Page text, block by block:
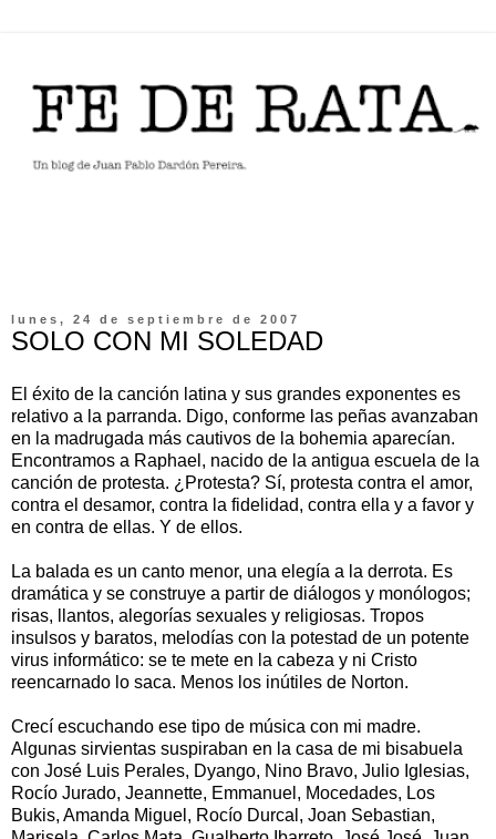
lunes, 24 de septiembre de 2007
SOLO CON MI SOLEDAD
El éxito de la canción latina y sus grandes exponentes es
relativo a la parranda. Digo, conforme las peñas avanzaban
en la madrugada más cautivos de la bohemia aparecían.
Encontramos a Raphael, nacido de la antigua escuela de la
canción de protesta. ¿Protesta? Sí, protesta contra el amor,
contra el desamor, contra la fidelidad, contra ella y a favor y
en contra de ellas. Y de ellos.
La balada es un canto menor, una elegía a la derrota. Es
dramática y se construye a partir de diálogos y monólogos;
risas, llantos, alegorías sexuales y religiosas. Tropos
insulsos y baratos, melodías con la potestad de un potente
virus informático: se te mete en la cabeza y ni Cristo
reencarnado lo saca. Menos los inútiles de Norton.
Crecí escuchando ese tipo de música con mi madre.
Algunas sirvientas suspiraban en la casa de mi bisabuela
con José Luis Perales, Dyango, Nino Bravo, Julio Iglesias,
Rocío Jurado, Jeannette, Emmanuel, Mocedades, Los
Bukis, Amanda Miguel, Rocío Durcal, Joan Sebastian,